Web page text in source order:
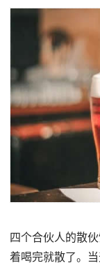
四个合伙人的散
着喝完就散了。